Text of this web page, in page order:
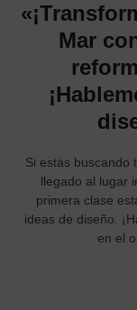
Mar
Si estás buscando
llegado al lugar
primera clase
ideas de diseño.
en el